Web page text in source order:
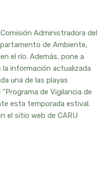
Administradora del
de Ambiente,
el río. Además, pone a
información actualizada
una de las playas
de Vigilancia de
esta temporada estival.
el sitio web de CARU